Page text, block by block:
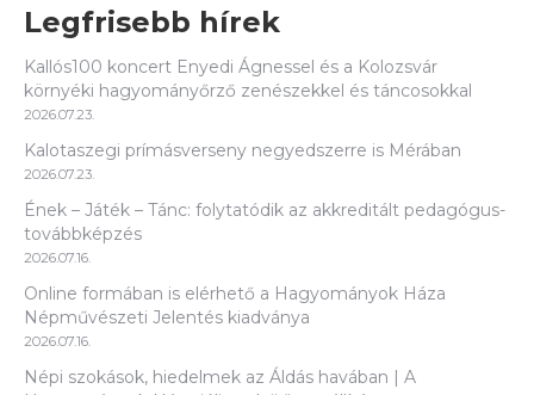
Legfrisebb hírek
Kallós100 koncert Enyedi Ágnessel és a Kolozsvár
környéki hagyományőrző zenészekkel és táncosokkal
2026.07.23.
Kalotaszegi prímásverseny negyedszerre is Mérában
2026.07.23.
Ének – Játék – Tánc: folytatódik az akkreditált pedagógus-
továbbképzés
2026.07.16.
Online formában is elérhető a Hagyományok Háza
Népművészeti Jelentés kiadványa
2026.07.16.
Népi szokások, hiedelmek az Áldás havában | A